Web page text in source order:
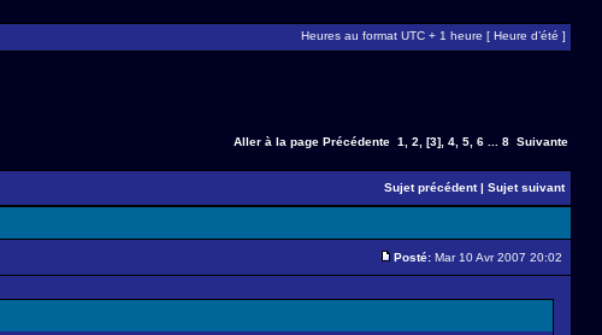
Heures au format UTC + 1 heure [ Heure d’été ]
Aller à la page Précédente 1 2 [3] 4 5 6 8 Suivante
Sujet précédent| Sujet suivant
Posté: Mar 10 Avr 2007 20:02